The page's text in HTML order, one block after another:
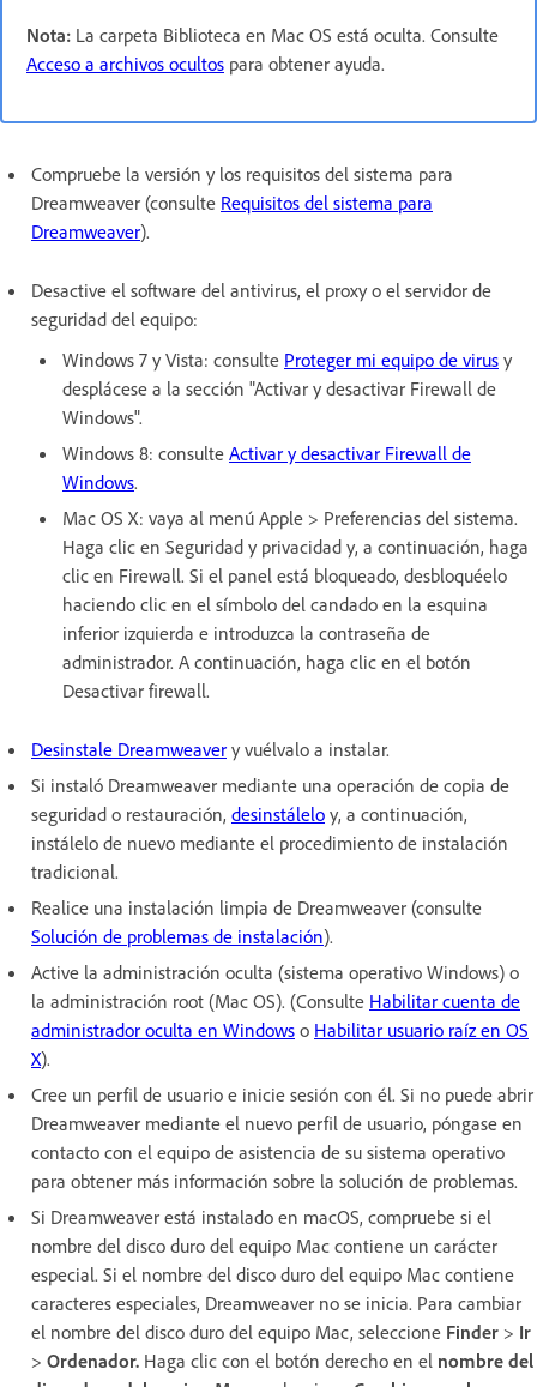
Nota: La carpeta Biblioteca en Mac OS está oculta. Consulte
Acceso a archivos ocultos para obtener ayuda.
Compruebe la versión y los requisitos del sistema para
Dreamweaver (consulte Requisitos del sistema para
Dreamweaver).
Desactive el software del antivirus, el proxy o el servidor de
seguridad del equipo:
Windows 7 y Vista: consulte Proteger mi equipo de virus y
desplácese a la sección "Activar y desactivar Firewall de
Windows".
Windows 8: consulte Activar y desactivar Firewall de
Windows.
Mac OS X: vaya al menú Apple > Preferencias del sistema.
Haga clic en Seguridad y privacidad y, a continuación, haga
clic en Firewall. Si el panel está bloqueado, desbloquéelo
haciendo clic en el símbolo del candado en la esquina
inferior izquierda e introduzca la contraseña de
administrador. A continuación, haga clic en el botón
Desactivar firewall.
Desinstale Dreamweaver y vuélvalo a instalar.
Si instaló Dreamweaver mediante una operación de copia de
seguridad o restauración, desinstálelo y, a continuación,
instálelo de nuevo mediante el procedimiento de instalación
tradicional.
Realice una instalación limpia de Dreamweaver (consulte
Solución de problemas de instalación).
Active la administración oculta (sistema operativo Windows) o
la administración root (Mac OS). (Consulte Habilitar cuenta de
administrador oculta en Windows o Habilitar usuario raíz en OS
X).
Cree un perfil de usuario e inicie sesión con él. Si no puede abrir
Dreamweaver mediante el nuevo perfil de usuario, póngase en
contacto con el equipo de asistencia de su sistema operativo
para obtener más información sobre la solución de problemas.
Si Dreamweaver está instalado en macOS, compruebe si el
nombre del disco duro del equipo Mac contiene un carácter
especial. Si el nombre del disco duro del equipo Mac contiene
caracteres especiales, Dreamweaver no se inicia. Para cambiar
el nombre del disco duro del equipo Mac, seleccione Finder > Ir
> Ordenador. Haga clic con el botón derecho en el nombre del